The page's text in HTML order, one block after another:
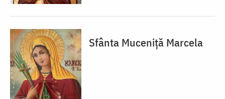
Sfânta Muceniță Marcela